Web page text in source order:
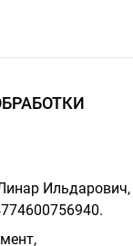
Ильдарович,